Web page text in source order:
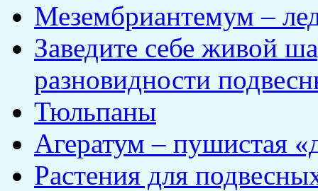
Мезембриантемум –
Заведите себе живой
разновидности
Тюльпаны
Агератум – пушистая
Растения для